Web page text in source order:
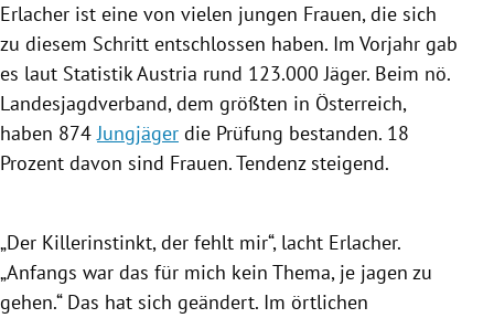
Erlacher ist eine von vielen jungen Frauen, die sich
zu diesem Schritt entschlossen haben. Im Vorjahr gab
es laut StatistikAustria rund 123.000 Jäger. Beim nö.
Landesjagdverband, dem größten in Österreich,
haben 874Jungjäger die Prüfung bestanden. 18
Prozent davon sind Frauen. Tendenz steigend.
„Der Killerinstinkt, der fehlt mir“, lacht Erlacher.
„Anfangs war das für mich kein Thema, je jagen zu
gehen.“ Das hat sich geändert. Im örtlichen